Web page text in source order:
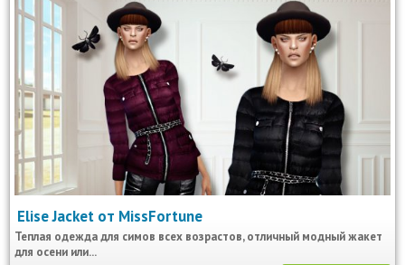
Elise Jacket от MissFortune
Теплая одежда для симов всех возрастов, отличный модный жакет
для осени или...